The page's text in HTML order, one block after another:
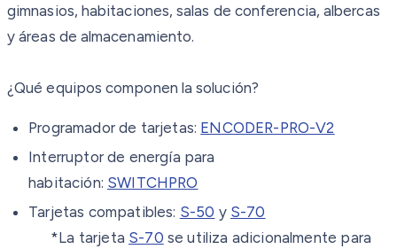
gimnasios, habitaciones, salas de conferencia, albercas
y áreas de almacenamiento.
¿Qué equipos componen la solución?
Programador de tarjetas: ENCODER-PRO-V2
Interruptor de energía para
habitación: SWITCHPRO
Tarjetas compatibles: S-50 y S-70
*La tarjeta S-70 se utiliza adicionalmente para